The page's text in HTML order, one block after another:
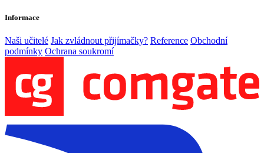
Informace
Naši učitelé Jak zvládnout přijímačky? Reference Obchodní
podmínky Ochrana soukromí